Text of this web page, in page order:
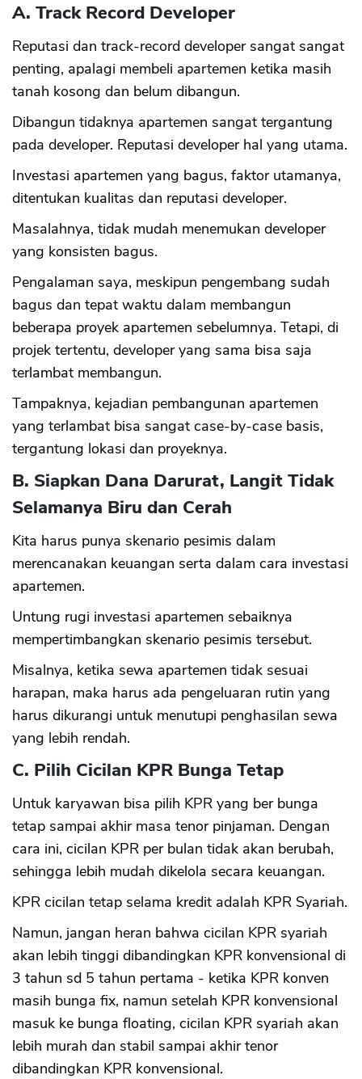
A. Track Record Developer
Reputasi dan track-record developer sangat sangat
penting, apalagi membeli apartemen ketika masih
tanah kosong dan belum dibangun.
Dibangun tidaknya apartemen sangat tergantung
pada developer. Reputasi developer hal yang utama.
Investasi apartemen yang bagus, faktor utamanya,
ditentukan kualitas dan reputasi developer.
Masalahnya, tidak mudah menemukan developer
yang konsisten bagus.
Pengalaman saya, meskipun pengembang sudah
bagus dan tepat waktu dalam membangun
beberapa proyek apartemen sebelumnya. Tetapi, di
projek tertentu, developer yang sama bisa saja
terlambat membangun.
Tampaknya, kejadian pembangunan apartemen
yang terlambat bisa sangat case-by-case basis,
tergantung lokasi dan proyeknya.
B. Siapkan Dana Darurat, Langit Tidak
Selamanya Biru dan Cerah
Kita harus punya skenario pesimis dalam
merencanakan keuangan serta dalam cara investasi
apartemen.
Untung rugi investasi apartemen sebaiknya
mempertimbangkan skenario pesimis tersebut.
Misalnya, ketika sewa apartemen tidak sesuai
harapan, maka harus ada pengeluaran rutin yang
harus dikurangi untuk menutupi penghasilan sewa
yang lebih rendah.
C. Pilih Cicilan KPR Bunga Tetap
Untuk karyawan bisa pilih KPR yang ber bunga
tetap sampai akhir masa tenor pinjaman. Dengan
cara ini, cicilan KPR per bulan tidak akan berubah,
sehingga lebih mudah dikelola secara keuangan.
KPR cicilan tetap selama kredit adalah KPR Syariah.
Namun, jangan heran bahwa cicilan KPR syariah
akan lebih tinggi dibandingkan KPR konvensional di
3 tahun sd 5 tahun pertama - ketika KPR konven
masih bunga fix, namun setelah KPR konvensional
masuk ke bunga floating, cicilan KPR syariah akan
lebih murah dan stabil sampai akhir tenor
dibandingkan KPR konvensional.